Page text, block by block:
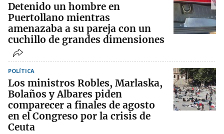
Detenido un hombre en
Puertollano mientras
amenazaba a su pareja con un
cuchillo de grandes dimensiones
POLÍTICA
Los ministros Robles, Marlaska,
Bolaños y Albares piden
comparecer a finales de agosto
en el Congreso por la crisis de
Ceuta